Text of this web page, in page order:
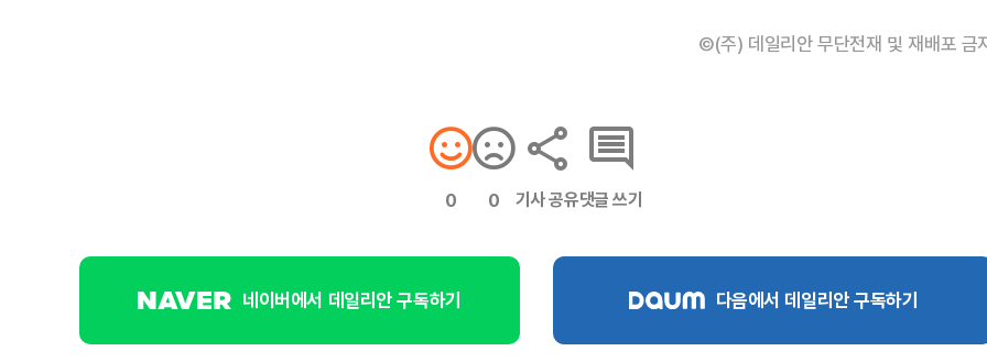
©(주) 데일리안 무단전재 및 재배포 금
0 0 기사 공유댓글 쓰기
네이버에서 데일리안 구독하기 다음에서 데일리안 구독하기